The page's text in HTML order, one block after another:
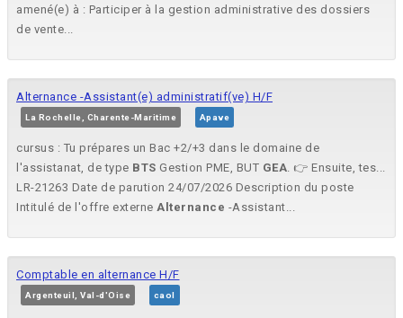
amené(e) à : Participer à la gestion administrative des dossiers
de vente...
Alternance -Assistant(e) administratif(ve) H/F
La Rochelle, Charente-Maritime Apave
cursus : Tu prépares un Bac +2/+3 dans le domaine de
l'assistanat, de type BTS Gestion PME, BUT GEA. 👉 Ensuite, tes...
LR-21263 Date de parution 24/07/2026 Description du poste
Intitulé de l'offre externe Alternance -Assistant...
Comptable en alternance H/F
Argenteuil, Val-d'Oise caol